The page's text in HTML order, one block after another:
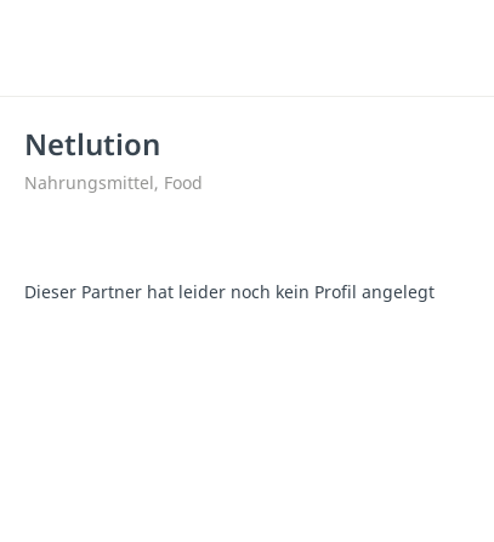
Netlution
Nahrungsmittel, Food
Dieser Partner hat leider noch kein Profil angelegt